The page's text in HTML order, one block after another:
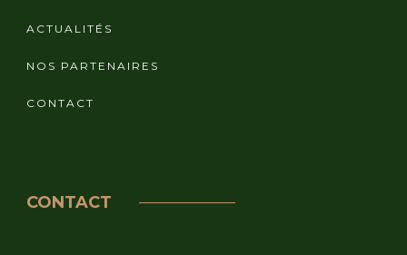
ACTUALITÉS
NOS PARTENAIRES
CONTACT
CONTACT